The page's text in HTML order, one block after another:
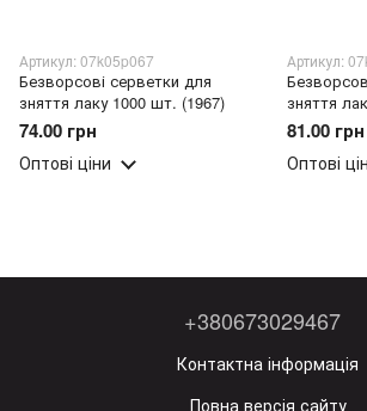
Артикул: 07k05p067
Безворсові серветки для
зняття лаку 1000 шт. (1967)
74.00 грн
Оптові ціни
Артикул:
зняття
81.00 грн
Оптові
+380673029467
Контактна інформація
Повна версія сайту